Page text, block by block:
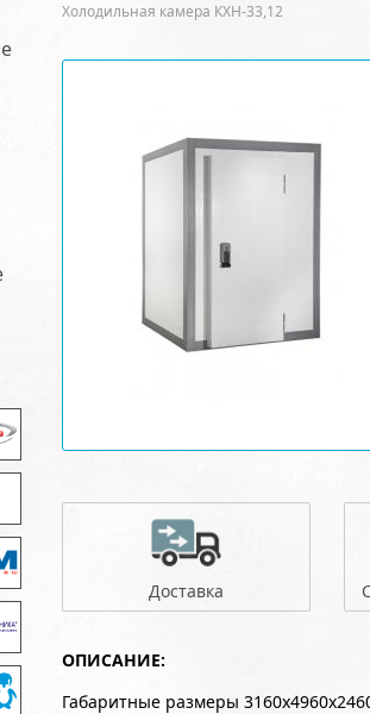
Холодильная камера КХН-33,12
Доставка
ОПИСАНИЕ:
Габаритные размеры